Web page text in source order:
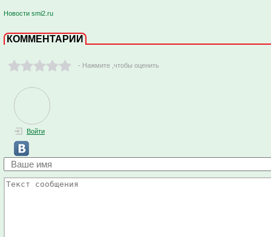
Новости smi2.ru
КОММЕНТАРИИ
- Нажмите ,чтобы оценить
Войти